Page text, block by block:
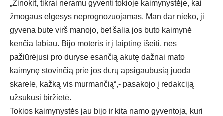
„Žinokit, tikrai neramu gyventi tokioje kaimynystėje, kai
žmogaus elgesys neprognozuojamas. Man dar nieko, ji
gyvena bute virš manojo, bet šalia jos buto kaimynė
kenčia labiau. Bijo moteris ir į laiptinę išeiti, nes
pažiūrėjusi pro duryse esančią akutę dažnai mato
kaimynę stovinčią prie jos durų apsigaubusią juoda
skarele, kažką vis murmančią“,- pasakojo į redakciją
užsukusi biržietė.
Tokios kaimynystės jau bijo ir kita namo gyventoja, kuri